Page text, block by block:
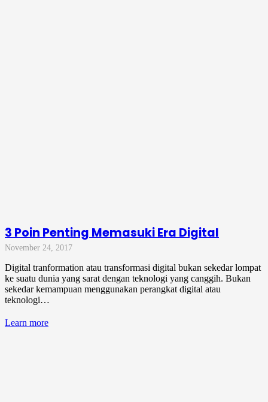
3 Poin Penting Memasuki Era Digital
November 24, 2017
Digital tranformation atau transformasi digital bukan sekedar lompat
ke suatu dunia yang sarat dengan teknologi yang canggih. Bukan
sekedar kemampuan menggunakan perangkat digital atau
teknologi…
Learn more